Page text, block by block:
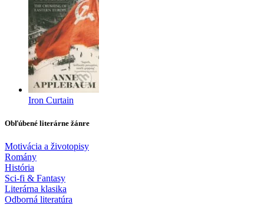
Iron Curtain
Obľúbené literárne žánre
Motivácia a životopisy
Romány
História
Sci-fi & Fantasy
Literárna klasika
Odborná literatúra